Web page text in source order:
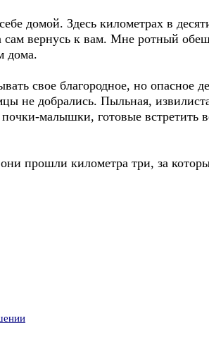
домой. Здесь километрах в
вернусь к вам. Мне ротный
дома.
свое благородное, но опасное
не добрались. Пыльная,
малышки, готовые встретить
прошли километра три, за